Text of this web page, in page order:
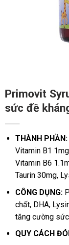
Primovit
sức đề
THÀNH PHẦN:
Vitamin B1
Vitamin B6
Taurin 30mg,
CÔNG DỤNG:
chất, DHA,
tăng cường
QUY CÁCH